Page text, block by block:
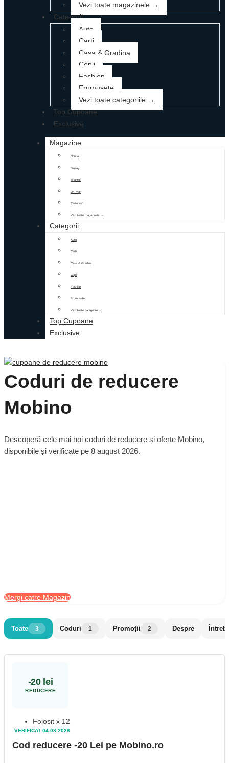
Vezi toate magazinele →
Categorii
Auto
Carti
Casa & Gradina
Copii
Fashion
Frumusete
Vezi toate categoriile →
Top Cupoane
Exclusive
Magazine
Notino
Sinsay
ePantofi
Dr. Max
Carturesti
Vezi toate magazinele →
Categorii
Auto
Carti
Casa & Gradina
Copii
Fashion
Frumusete
Vezi toate categoriile →
Top Cupoane
Exclusive
Coduri de reducere
Mobino
Descoperă cele mai noi coduri de reducere și oferte Mobino,
disponibile și verificate pe 8 august 2026.
Mergi catre Magazin
Toate 3 Coduri 1 Promoții 2 Despre
-20 lei
REDUCERE
VERIFICAT 04.08.2026
Folosit x 12
Cod reducere -20 Lei pe Mobino.ro